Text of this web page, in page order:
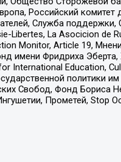
Российский комитет
Служба поддержки,
Libertes, La Asocicion de
Monitor, Article 19,
имени Фридриха Эберта,
International Education,
политики им
Свобод, Фонд Бориса
Прометей, Stop